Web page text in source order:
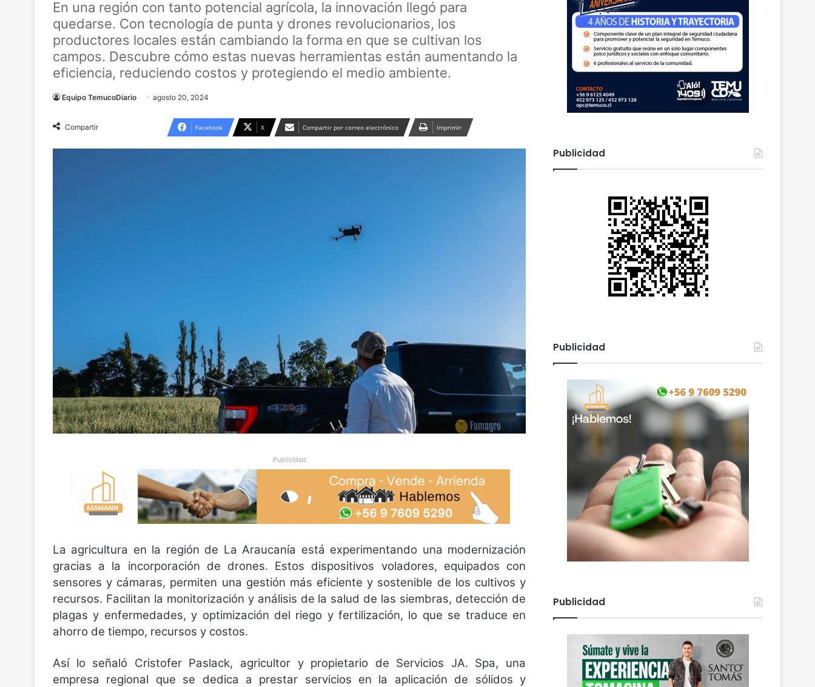
En una región con tanto potencial agrícola, la innovación llegó para
quedarse. Con tecnología de punta y drones revolucionarios, los
productores locales están cambiando la forma en que se cultivan los
campos. Descubre cómo estas nuevas herramientas están aumentando la
eficiencia, reduciendo costos y protegiendo el medio ambiente.
Equipo TemucoDiario agosto 20, 2024
Compartir Facebook X Compartir por correo electrónico Imprimir
Publicidad
La agricultura en la región de La Araucanía está experimentando una modernización
gracias a la incorporación de drones. Estos dispositivos voladores, equipados con
sensores y cámaras, permiten una gestión más eficiente y sostenible de los cultivos y
recursos. Facilitan la monitorización y análisis de la salud de las siembras, detección de
plagas y enfermedades, y optimización del riego y fertilización, lo que se traduce en
ahorro de tiempo, recursos y costos.
Así lo señaló Cristofer Paslack, agricultor y propietario de Servicios JA. Spa, una
empresa regional que se dedica a prestar servicios en la aplicación de sólidos y
Publicidad
Publicidad
Publicidad